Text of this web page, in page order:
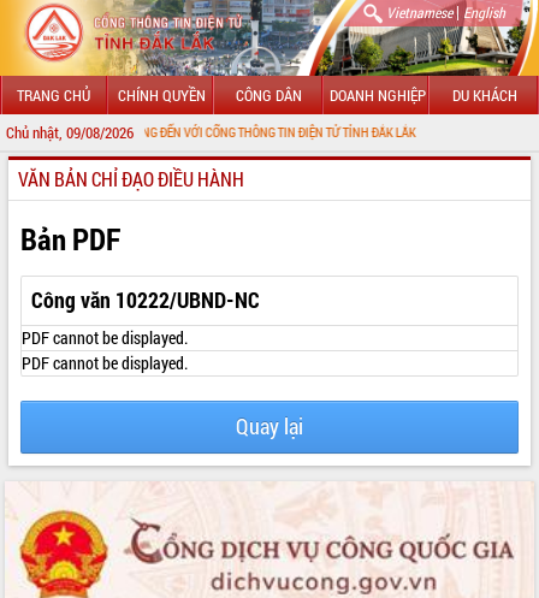
Vietnamese| English
TRANG CHỦ CHÍNH QUYỀN CÔNG DÂN DOANH NGHIỆP DU KHÁCH
Chủ nhật, 09/08/2026
CHÀO MỪNG ĐẾN VỚI CỔNG THÔNG TIN ĐIỆN TỬ TỈNH ĐẮK LẮK
GIỚI THIỆU
LÃNH ĐẠO UBND TỈNH
TIN TỨC SỰ KIỆN
SỞ, BAN, NGÀNH
UBND CÁC XÃ, PHƯỜNG
HỆ THỐNG VĂN BẢN
VĂN BẢN HĐND TỈNH
ĐIỂM TIN VĂN BẢN
VĂN BẢN CHỈ ĐẠO ĐIỀU HÀNH
Bản PDF
Công văn 10222/UBND-NC
PDF cannot be displayed.
PDF cannot be displayed.
Quay lại